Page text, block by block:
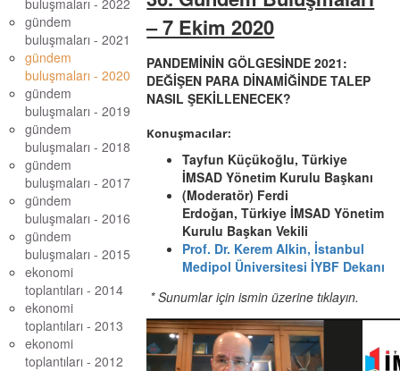
buluşmaları - 2022
gündem
buluşmaları - 2021
gündem
buluşmaları - 2020
gündem
buluşmaları - 2019
gündem
buluşmaları - 2018
gündem
buluşmaları - 2017
gündem
buluşmaları - 2016
gündem
buluşmaları - 2015
ekonomi
toplantıları - 2014
ekonomi
toplantıları - 2013
ekonomi
toplantıları - 2012
– 7 Ekim 2020
PANDEMİNİN GÖLGESİNDE 2021:
DEĞİŞEN PARA DİNAMİĞİNDE TALEP
NASIL ŞEKİLLENECEK?
Konuşmacılar:
Tayfun Küçükoğlu, Türkiye
İMSAD Yönetim Kurulu Başkanı
(Moderatör) Ferdi
Erdoğan, Türkiye İMSAD Yönetim
Kurulu Başkan Vekili
Prof. Dr. Kerem Alkin, İstanbul
Medipol Üniversitesi İYBF Dekanı
* Sunumlar için ismin üzerine tıklayın.